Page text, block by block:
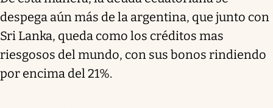
despega aún más de la argentina, que junto con
Sri Lanka, queda como los créditos mas
riesgosos del mundo, con sus bonos rindiendo
por encima del 21%.